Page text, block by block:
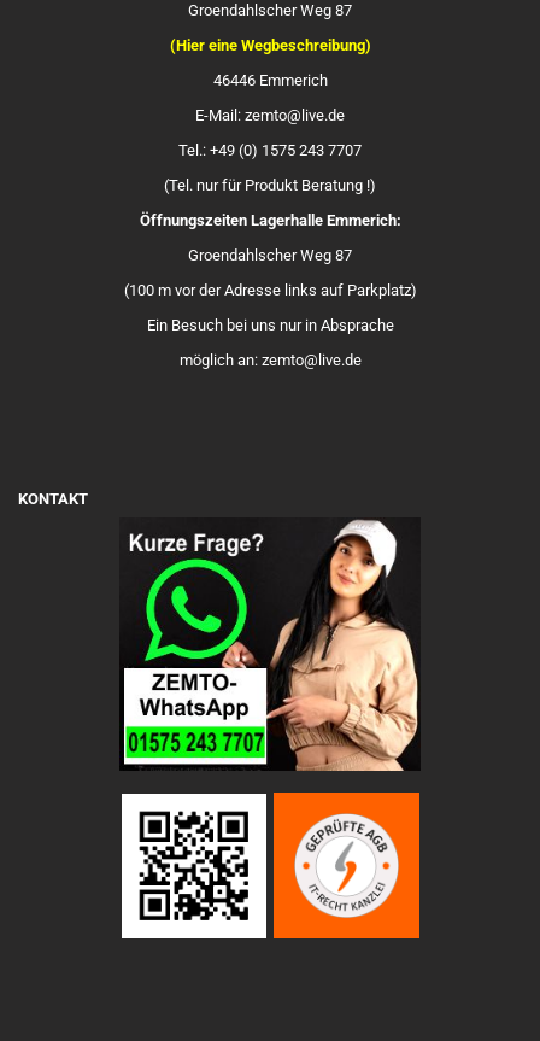
Groendahlscher Weg 87
(Hier eine Wegbeschreibung)
46446 Emmerich
E-Mail: zemto@live.de
Tel.: +49 (0) 1575 243 7707
(Tel. nur für Produkt Beratung !)
Öffnungszeiten Lagerhalle Emmerich:
Groendahlscher Weg 87
(100 m vor der Adresse links auf Parkplatz)
Ein Besuch bei uns nur in Absprache
möglich an: zemto@live.de
KONTAKT